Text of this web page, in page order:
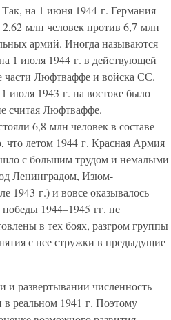
Так, на 1 июня 1944 г. Германия
млн человек против 6,7 млн
армий. Иногда называются
1 июля 1944 г. в действующей
части Люфтваффе и войска СС.
июля 1943 г. на востоке было
считая Люфтваффе.
6,8 млн человек в составе
летом 1944 г. Красная Армия
шло с большим трудом и немалыми
Ленинградом, Изюм-
1943 г.) и вовсе оказывалось
1944–1945 гг. не
в тех боях, разгром группы
с нее стружки в предыдущие
и развертывании численность
реальном 1941 г. Поэтому